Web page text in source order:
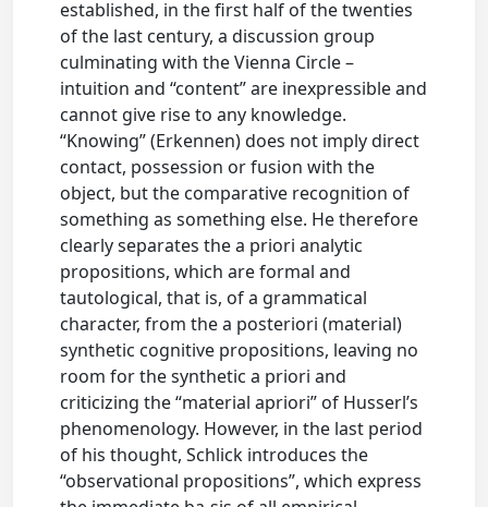
established, in the first half of the twenties
of the last century, a discussion group
culminating with the Vienna Circle –
intuition and “content” are inexpressible and
cannot give rise to any knowledge.
“Knowing” (Erkennen) does not imply direct
contact, possession or fusion with the
object, but the comparative recognition of
something as something else. He therefore
clearly separates the a priori analytic
propositions, which are formal and
tautological, that is, of a grammatical
character, from the a posteriori (material)
synthetic cognitive propositions, leaving no
room for the synthetic a priori and
criticizing the “material apriori” of Husserl’s
phenomenology. However, in the last period
of his thought, Schlick introduces the
“observational propositions”, which express